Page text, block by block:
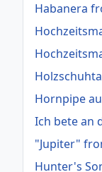
Habanera
Hornpipe
Ich bete an
"Jupiter"
Hunter's